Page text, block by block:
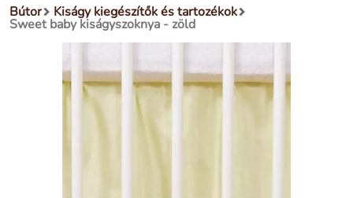
Bútor Kiságy kiegészítők és tartozékok
Sweet baby kiságyszoknya - zöld